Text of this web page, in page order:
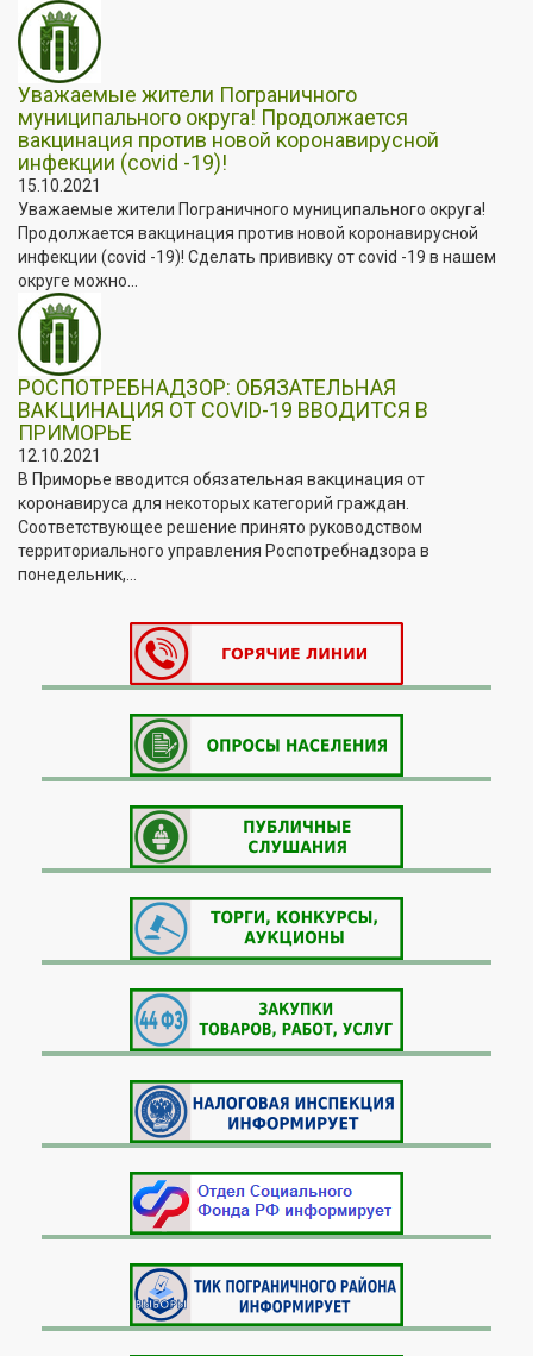
Уважаемые жители Пограничного
муниципального округа! Продолжается
вакцинация против новой коронавирусной
инфекции (covid -19)!
15.10.2021
Уважаемые жители Пограничного муниципального округа!
Продолжается вакцинация против новой коронавирусной
инфекции (covid -19)! Сделать прививку от covid -19 в нашем
округе можно...
РОСПОТРЕБНАДЗОР: ОБЯЗАТЕЛЬНАЯ
ВАКЦИНАЦИЯ ОТ COVID-19 ВВОДИТСЯ В
ПРИМОРЬЕ
12.10.2021
В Приморье вводится обязательная вакцинация от
коронавируса для некоторых категорий граждан.
Соответствующее решение принято руководством
территориального управления Роспотребнадзора в
понедельник,...